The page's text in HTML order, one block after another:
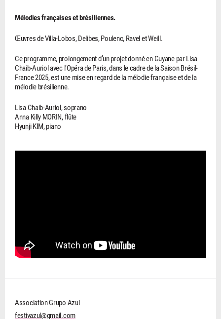
Mélodies françaises et brésiliennes.
Œuvres de Villa-Lobos, Delibes, Poulenc, Ravel et Weill.
Ce programme, prolongement d’un projet donné en Guyane par Lisa
Chaib-Auriol avec l’Opéra de Paris, dans le cadre de la Saison Brésil-
France 2025, est une mise en regard de la mélodie française et de la
mélodie brésilienne.
Lisa Chaib-Auriol, soprano
Anna Killy MORIN, flûte
Hyunji KIM, piano
Association Grupo Azul
festivazul@gmail.com